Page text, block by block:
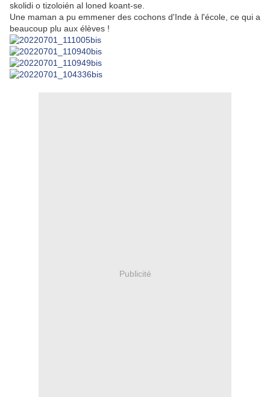
skolidi o tizoloién al loned koant-se.
Une maman a pu emmener des cochons d'Inde à l'école, ce qui a
beaucoup plu aux élèves !
Publicité